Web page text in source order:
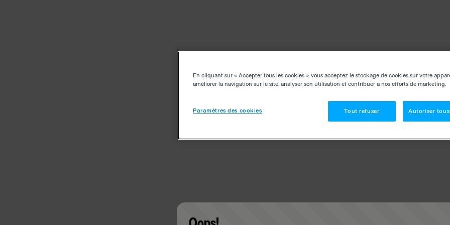
En cliquant sur « Accepter tous les cookies », vous acceptez le stockage de cookies sur votre
améliorer la navigation sur le site, analyser son utilisation et contribuer à nos efforts de marketing.
Paramètres des cookies Tout refuser Autoriser